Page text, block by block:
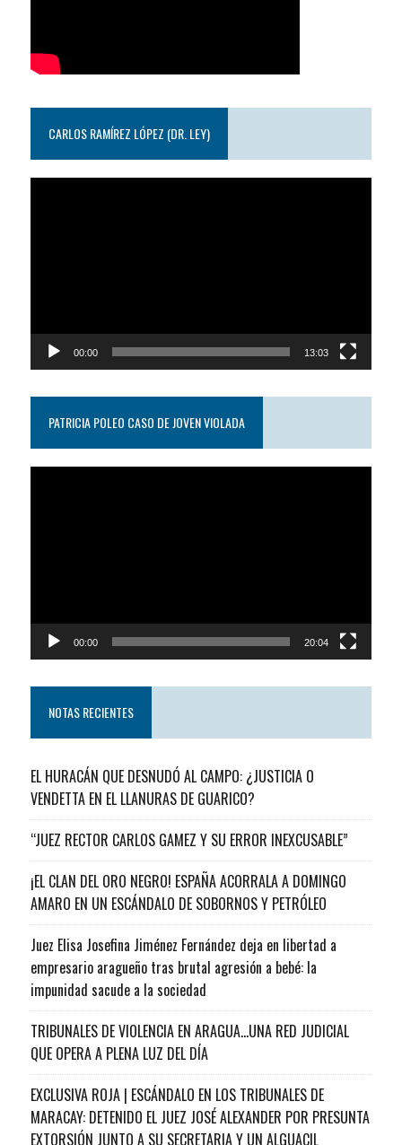
CARLOS RAMÍREZ LÓPEZ (DR. LEY)
00:00 13:03
PATRICIA POLEO CASO DE JOVEN VIOLADA
00:00 20:04
NOTAS RECIENTES
EL HURACÁN QUE DESNUDÓ AL CAMPO: ¿JUSTICIA O
VENDETTA EN EL LLANURAS DE GUARICO?
“JUEZ RECTOR CARLOS GAMEZ Y SU ERROR INEXCUSABLE”
¡EL CLAN DEL ORO NEGRO! ESPAÑA ACORRALA A DOMINGO
AMARO EN UN ESCÁNDALO DE SOBORNOS Y PETRÓLEO
Juez Elisa Josefina Jiménez Fernández deja en libertad a
empresario aragueño tras brutal agresión a bebé: la
impunidad sacude a la sociedad
TRIBUNALES DE VIOLENCIA EN ARAGUA…UNA RED JUDICIAL
QUE OPERA A PLENA LUZ DEL DÍA
EXCLUSIVA ROJA | ESCÁNDALO EN LOS TRIBUNALES DE
MARACAY: DETENIDO EL JUEZ JOSÉ ALEXANDER POR PRESUNTA
EXTORSIÓN JUNTO A SU SECRETARIA Y UN ALGUACIL